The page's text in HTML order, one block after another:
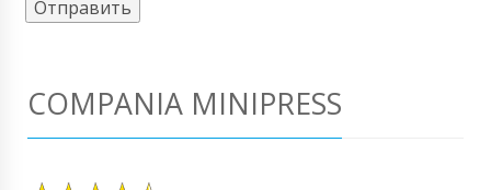
COMPANIA MINIPRESS